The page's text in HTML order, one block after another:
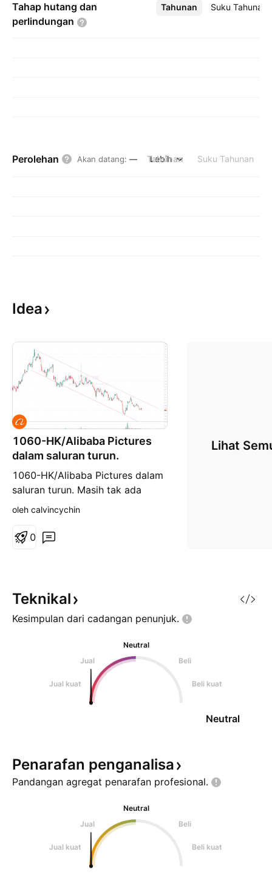
Tahap hutang dan
perlindungan
Tahunan Suku Tahunan
Lebih
Perolehan Akan datang: — Tahunan Suku Tahunan
Lebih
Idea
1060-HK/Alibaba Pictures
dalam saluran turun.
1060-HK/Alibaba Pictures dalam
saluran turun. Masih tak ada
isyarat pusingan naik. 1060-
downtrend. still now reversal
oleh calvincychin
0
Lihat
Teknikal
Kesimpulan dari cadangan penunjuk.
Neutral
Jual
Beli
Jual kuat Beli kuat
Neutral
Penarafan penganalisa
Pandangan agregat penarafan profesional.
Neutral
Jual
Beli
Jual kuat Beli kuat